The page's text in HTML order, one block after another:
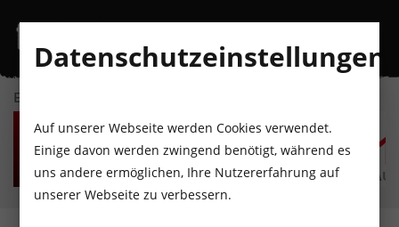
EVENTKALENDER
FR
7
AUGUST
SA
8
AUGUST
SO
9
AUGUST
MO
10
AUGUST
DI
11
AUGUST
Datenschutzeinstellungen
Auf unserer Webseite werden Cookies verwendet.
Einige davon werden zwingend benötigt, während es
uns andere ermöglichen, Ihre Nutzererfahrung auf
unserer Webseite zu verbessern.